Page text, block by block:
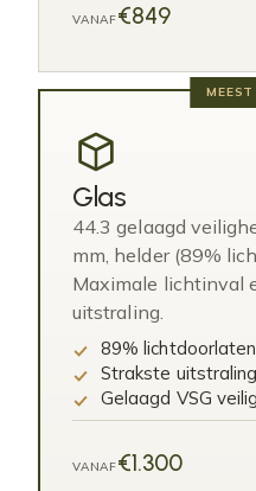
VANAF€849
MEEST
Glas
44.3 gelaagd
mm, helder (89%
Maximale lichtinval
uitstraling.
89%
Strakste
Gelaagd VSG
VANAF€1.300